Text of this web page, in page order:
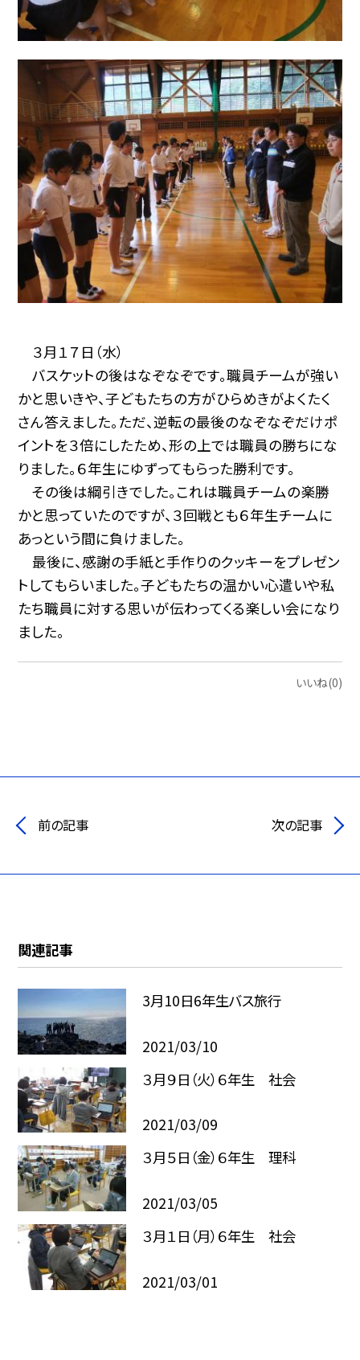
３月１７日（水）
バスケットの後はなぞなぞです。職員チームが強い
かと思いきや、子どもたちの方がひらめきがよくたく
さん答えました。ただ、逆転の最後のなぞなぞだけポ
イントを３倍にしたため、形の上では職員の勝ちにな
りました。６年生にゆずってもらった勝利です。
その後は綱引きでした。これは職員チームの楽勝
かと思っていたのですが、３回戦とも６年生チームに
あっという間に負けました。
最後に、感謝の手紙と手作りのクッキーをプレゼン
トしてもらいました。子どもたちの温かい心遣いや私
たち職員に対する思いが伝わってくる楽しい会になり
ました。
いいね(0)
前の記事 次の記事
関連記事
3月10日6年生バス旅行
2021/03/10
３月９日（火）６年生 社会
2021/03/09
３月５日（金）６年生 理科
2021/03/05
３月１日（月）６年生 社会
2021/03/01